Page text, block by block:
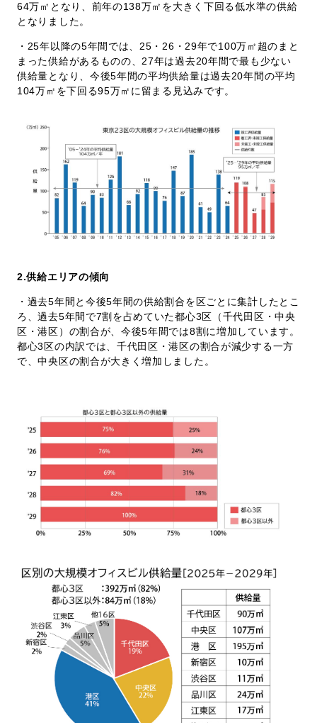
64万㎡となり、前年の138万㎡を大きく下回る低水準の供給
となりました。
・25年以降の5年間では、25・26・29年で100万㎡超のまと
まった供給があるものの、27年は過去20年間で最も少ない
供給量となり、今後5年間の平均供給量は過去20年間の平均
104万㎡を下回る95万㎡に留まる見込みです。
2.供給エリアの傾向
・過去5年間と今後5年間の供給割合を区ごとに集計したとこ
ろ、過去5年間で7割を占めていた都心3区（千代田区・中央
区・港区）の割合が、今後5年間では8割に増加しています。
都心3区の内訳では、千代田区・港区の割合が減少する一方
で、中央区の割合が大きく増加しました。